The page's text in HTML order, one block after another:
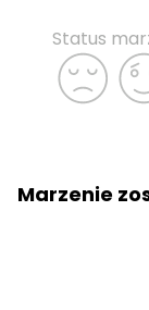
Status
Marzenie